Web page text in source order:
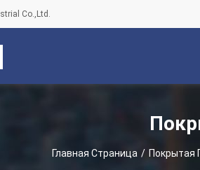
Co.,Ltd.
Главная Страница / Покрытая